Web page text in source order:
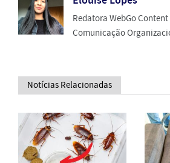
Redatora WebGo
Comunicação
Notícias Relacionadas